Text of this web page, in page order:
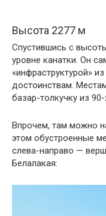
Высота 2277 м
Спустившись с
уровне канатки. Он
«инфраструктурой»
достоинствам.
базар-толкучку из
Впрочем, там можно
этом обустроенные
слева-направо —
Белалакая: